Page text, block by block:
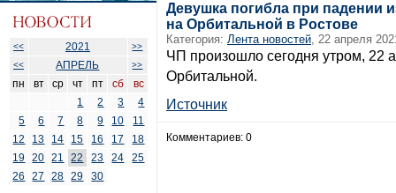
<< 2021
>>
<<
АПРЕЛЬ >>
пн вт ср чт пт сб
вс
1
2 3
4
5
6 7 8 9 10
11
12
13 14 15 16 17
18
19
20 21 22 23 24
25
26
27 28 29 30
Девушка погибла при падении
на Орбитальной в Ростове
Категория: Лента новостей, 22 апреля
ЧП произошло сегодня утром, 22
Орбитальной.
Источник
Комментариев: 0